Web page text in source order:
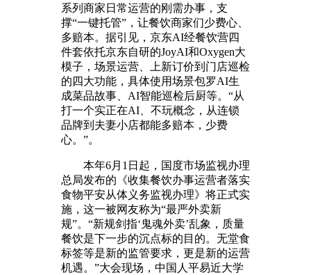
系列商家日常运营的刚需办事，支
撑“一键托管”，让餐饮商家们少费心、
多赔本。据引见，京东AI经餐饮营四
件套依托京东自研的JoyAI和Oxygen大
模子，场景运营、上新订价到门店巡检
的四大功能，具体使用场景包罗AI生
成菜品故事、AI智能巡检后厨等。“从
打一个实正在AI、不玩概念，从连锁
品牌到夫妻小店都能多赔本，少费
心。”。
本年6月1日起，国度市场监视办理
总局发布的《收集餐饮办事运营者落实
食物平安从体义务监视办理》将正式实
施，这一被网友称为“最严外卖新
规”。“新规剑指‘鬼魂外卖’乱象，质量
餐饮是下一步的沉点标的目的。无堂食
标签等是新的监管要求，更是新的运营
机遇。”大会现场，中国人平易近大学